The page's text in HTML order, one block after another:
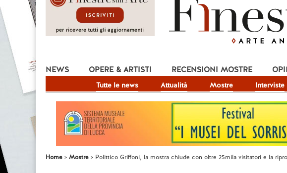
NEWS
Tutte le news Attualità Mostre Interviste
OPERE & ARTISTI RECENSIONI MOSTRE
Home Mostre Polittico Griffoni, la mostra chiude con oltre 25mila visitatori e la